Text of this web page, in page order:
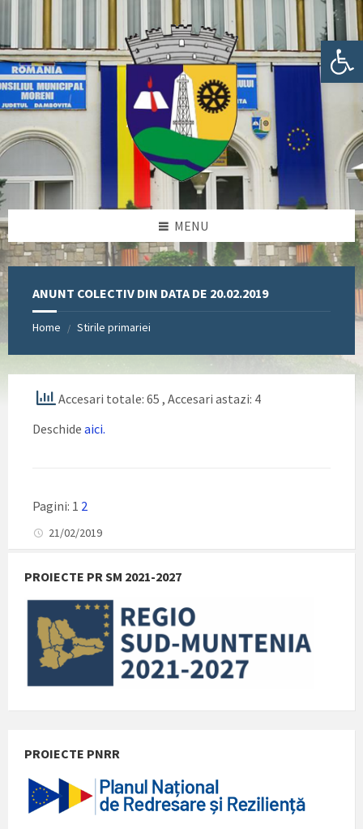
Deschide bara de unelte
sidebar
sidebar
MENU
ANUNT COLECTIV DIN DATA DE 20.02.2019
Home / Stirile primariei
Accesari totale: 65 , Accesari astazi: 4
Deschide aici.
Pagini: 1 2
21/02/2019
PROIECTE PR SM 2021-2027
PROIECTE PNRR